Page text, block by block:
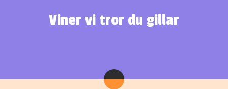
Viner vi tror du gillar